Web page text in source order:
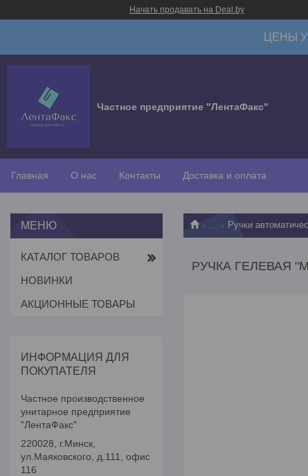
Начать продавать на Deal.by
ЦЕНЫ
Частное предприятие "ЛентаФакс"
Главная О нас Контакты Доставка и оплата
Ручки
РУЧКА ГЕЛЕВАЯ
КАТАЛОГ ТОВАРОВ
НОВИНКИ
АКЦИОННЫЕ ТОВАРЫ
ИНФОРМАЦИЯ ДЛЯ
ПОКУПАТЕЛЯ
Частное производственное
унитарное предприятие
"ЛентаФакс"
220028, г.Минск,
ул.Маяковского, д.111, офис
116